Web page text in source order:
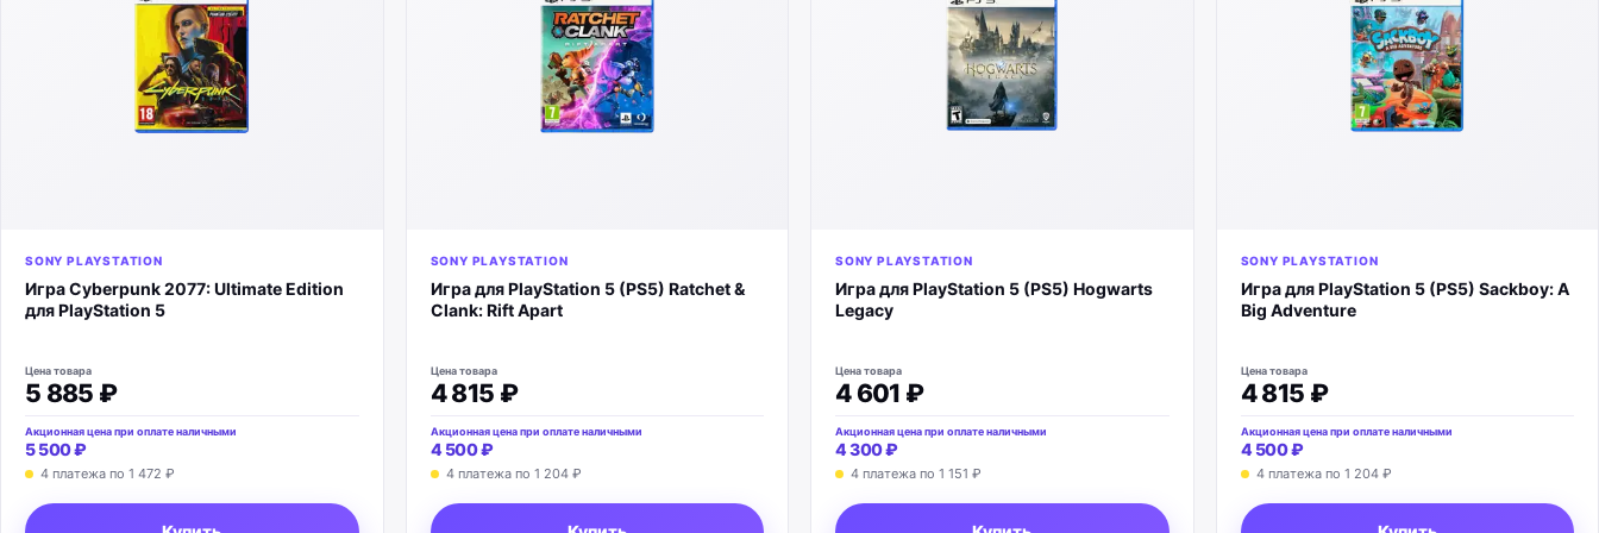
SONY PLAYSTATION
Игра Cyberpunk 2077: Ultimate Edition
для PlayStation 5
Цена товара
5 885 ₽
Акционная цена при оплате наличными
5 500 ₽
4 платежа по 1 472 ₽
SONY PLAYSTATION
Игра для PlayStation 5 (PS5) Ratchet &
Clank: Rift Apart
Цена товара
4 815 ₽
Акционная цена при оплате наличными
4 500 ₽
4 платежа по 1 204 ₽
SONY PLAYSTATION
Игра для PlayStation 5 (PS5) Hogwarts
Legacy
Цена товара
4 601 ₽
Акционная цена при оплате наличными
4 300 ₽
4 платежа по 1 151 ₽
SONY PLAYSTATION
Игра для PlayStation 5 (PS5) Sackboy: A
Big Adventure
Цена товара
4 815 ₽
Акционная цена при оплате наличными
4 500 ₽
4 платежа по 1 204 ₽